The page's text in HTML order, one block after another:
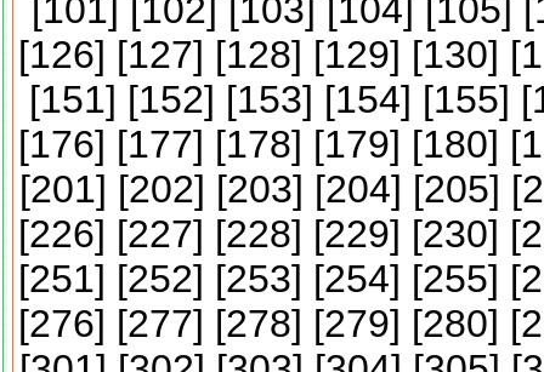
[101] [102] [103] [104] [105] [
[126] [127] [128] [129] [130] [
[151] [152] [153] [154] [155] [
[176] [177] [178] [179] [180] [
[201] [202] [203] [204] [205] [
[226] [227] [228] [229] [230] [
[251] [252] [253] [254] [255] [
[276] [277] [278] [279] [280] [